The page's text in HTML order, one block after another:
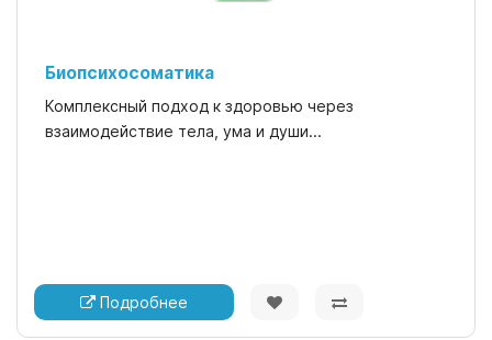
Биопсихосоматика
Комплексный подход к здоровью через
взаимодействие тела, ума и души...
Подробнее